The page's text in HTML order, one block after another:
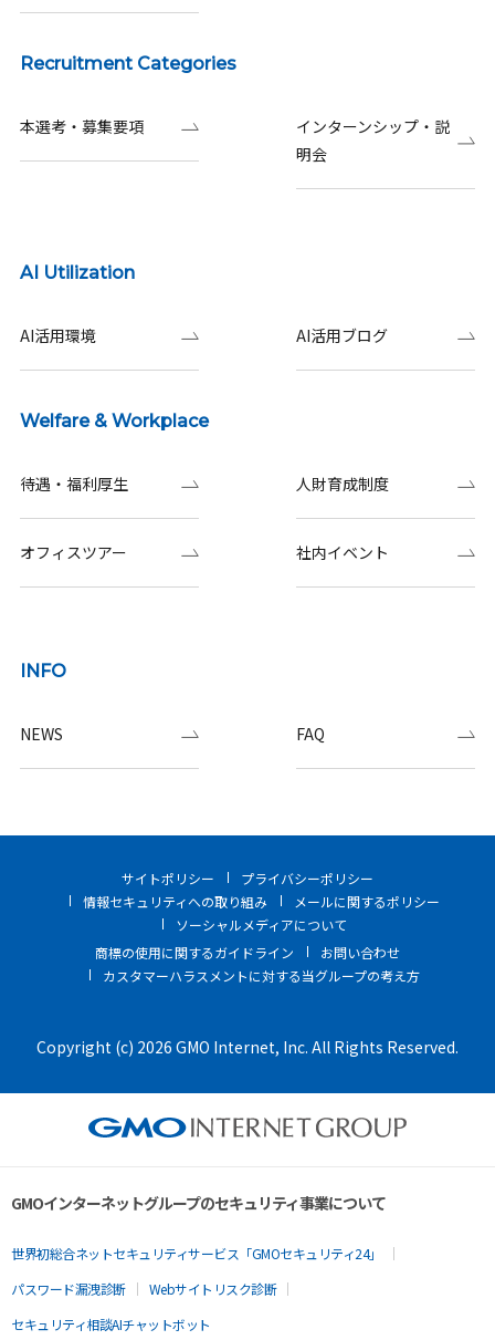
Recruitment Categories
本選考・募集要項
インターンシップ・説
明会
AI Utilization
AI活用環境 AI活用ブログ
Welfare & Workplace
待遇・福利厚生 人財育成制度
オフィスツアー 社内イベント
INFO
NEWS FAQ
サイトポリシー
プライバシーポリシー
情報セキュリティへの取り組み
メールに関するポリシー
ソーシャルメディアについて
商標の使用に関するガイドライン
お問い合わせ
カスタマーハラスメントに対する当グループの考え方
Copyright (c) 2026 GMO Internet, Inc. All Rights Reserved.
GMOインターネットグループのセキュリティ事業について
世界初総合ネットセキュリティサービス「GMOセキュリティ24」
パスワード漏洩診断
Webサイトリスク診断
セキュリティ相談AIチャットボット